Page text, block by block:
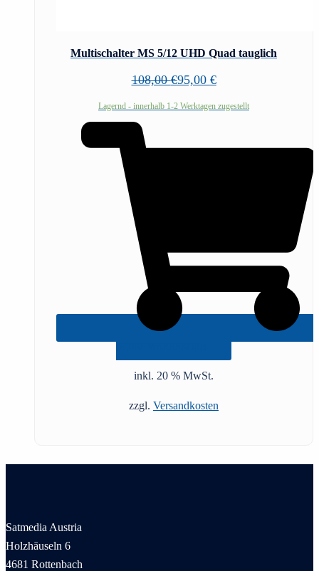
Multischalter MS 5/12 UHD Quad tauglich
108,00€95,00 €
Lagernd - innerhalb 1-2 Werktagen zugestellt
inkl. 20 % MwSt.
zzgl. Versandkosten
Satmedia Austria
Holzhäuseln 6
4681 Rottenbach